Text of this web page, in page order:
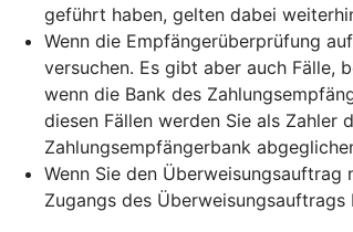
geführt haben, gelten dabei
Wenn die Empfängerüberprüfung
versuchen. Es gibt aber auch Fälle,
wenn die Bank des
diesen Fällen werden Sie als Zahler
Zahlungsempfängerbank
Wenn Sie den
Zugangs des